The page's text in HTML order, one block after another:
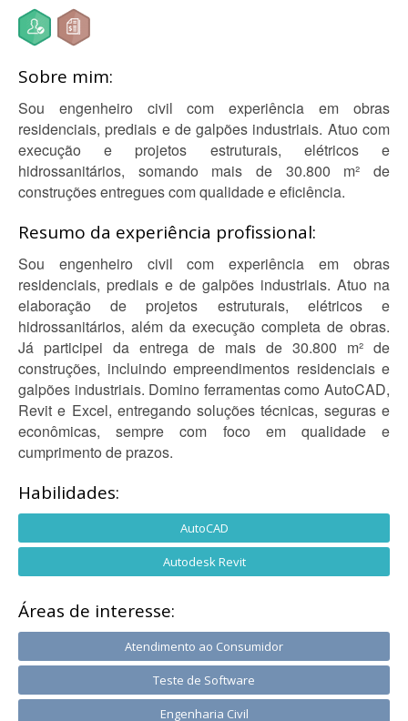
Sobre mim:
Sou engenheiro civil com experiência em obras
residenciais, prediais e de galpões industriais. Atuo com
execução e projetos estruturais, elétricos e
hidrossanitários, somando mais de 30.800 m² de
construções entregues com qualidade e eficiência.
Resumo da experiência profissional:
Sou engenheiro civil com experiência em obras
residenciais, prediais e de galpões industriais. Atuo na
elaboração de projetos estruturais, elétricos e
hidrossanitários, além da execução completa de obras.
Já participei da entrega de mais de 30.800 m² de
construções, incluindo empreendimentos residenciais e
galpões industriais. Domino ferramentas como AutoCAD,
Revit e Excel, entregando soluções técnicas, seguras e
econômicas, sempre com foco em qualidade e
cumprimento de prazos.
Habilidades:
AutoCAD
Autodesk Revit
Áreas de interesse:
Atendimento ao Consumidor
Teste de Software
Engenharia Civil